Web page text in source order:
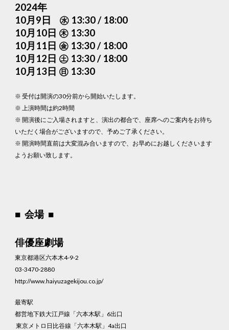
2024年
10月9日 ㊌ 13:30 / 18:00
10月10日 ㊍ 13:30
10月11日 ㊎ 13:30 / 18:00
10月12日 ㊏ 13:30 / 18:00
10月13日 ㊐ 13:30
※ 受付は開演の30分前から開始いたします。
※ 上演時間は約2時間
※ 開演後にご入場されますと、演出の都合で、座席へのご案内をお待ち
いただく場合がございますので、予めご了承ください。
※ 開演時間直前は大変混み合いますので、お早めにお越しくださいます
ようお願い致します。
■ 会場 ■
俳優座劇場
東京都港区六本木4-9-2
03-3470-2880
http://www.haiyuzagekijou.co.jp/
最寄駅
都営地下鉄大江戸線「六本木駅」6出口
東京メトロ日比谷線「六本木駅」4a出口